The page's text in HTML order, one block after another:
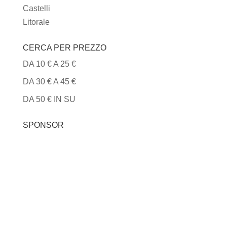
Castelli
Litorale
CERCA PER PREZZO
DA 10 € A 25 €
DA 30 € A 45 €
DA 50 € IN SU
SPONSOR